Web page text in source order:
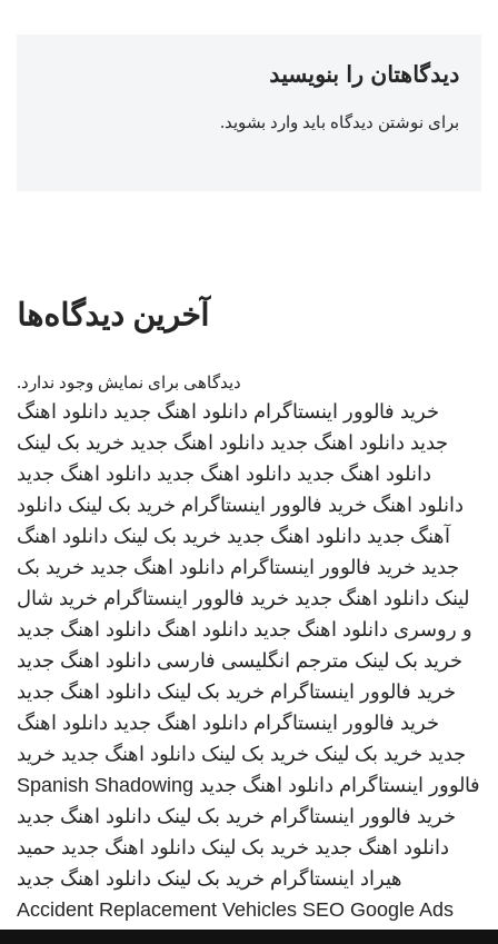
دیدگاهتان را بنویسید
برای نوشتن دیدگاه باید وارد بشوید.
آخرین دیدگاه‌ها
دیدگاهی برای نمایش وجود ندارد.
خرید فالوور اینستاگرام دانلود اهنگ جدید دانلود اهنگ
جدید دانلود اهنگ جدید دانلود اهنگ جدید خرید بک لینک
دانلود اهنگ جدید دانلود اهنگ جدید دانلود اهنگ جدید
دانلود اهنگ خرید فالوور اینستاگرام خرید بک لینک دانلود
آهنگ جدید دانلود اهنگ جدید خرید بک لینک دانلود اهنگ
جدید خرید فالوور اینستاگرام دانلود اهنگ جدید خرید بک
لینک دانلود اهنگ جدید خرید فالوور اینستاگرام خرید شال
و روسری دانلود اهنگ جدید دانلود اهنگ دانلود اهنگ جدید
خرید بک لینک مترجم انگلیسی فارسی دانلود اهنگ جدید
خرید فالوور اینستاگرام خرید بک لینک دانلود اهنگ جدید
خرید فالوور اینستاگرام دانلود اهنگ جدید دانلود اهنگ
جدید خرید بک لینک خرید بک لینک دانلود اهنگ جدید خرید
فالوور اینستاگرام دانلود اهنگ جدید Spanish Shadowing
خرید فالوور اینستاگرام خرید بک لینک دانلود اهنگ جدید
دانلود اهنگ جدید خرید بک لینک دانلود اهنگ جدید حمید
هیراد اینستاگرام خرید بک لینک دانلود اهنگ جدید
Accident Replacement Vehicles SEO Google Ads